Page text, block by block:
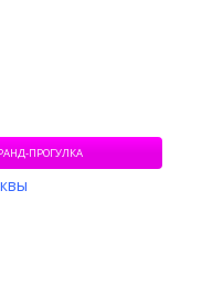
ПРОГУЛКА